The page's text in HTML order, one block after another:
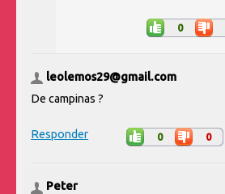
0
leolemos29@gmail.com
De campinas ?
Responder 0 0
Peter